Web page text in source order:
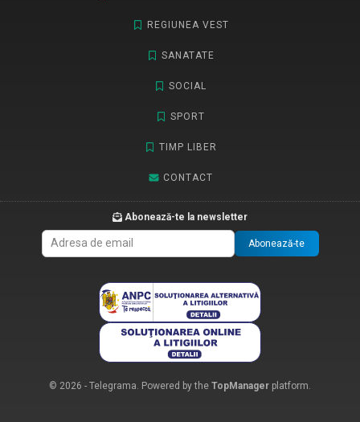
REGIUNEA VEST
SANATATE
SOCIAL
SPORT
TIMP LIBER
CONTACT
Abonează-te la newsletter
Abonează-te
© 2026 - Telegrama. Powered by the TopManager platform.